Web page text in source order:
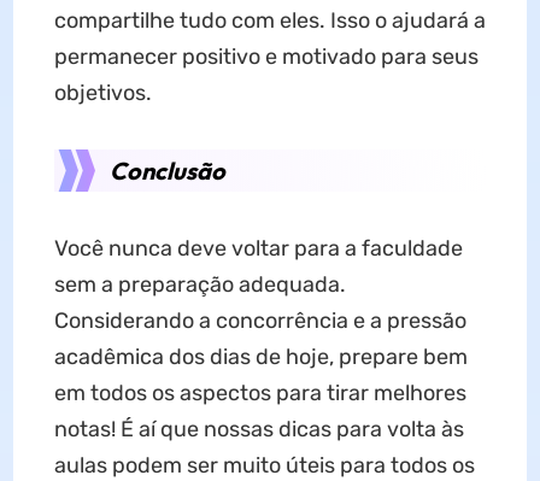
compartilhe tudo com eles. Isso o ajudará a
permanecer positivo e motivado para seus
objetivos.
Conclusão
Você nunca deve voltar para a faculdade
sem a preparação adequada.
Considerando a concorrência e a pressão
acadêmica dos dias de hoje, prepare bem
em todos os aspectos para tirar melhores
notas! É aí que nossas dicas para volta às
aulas podem ser muito úteis para todos os